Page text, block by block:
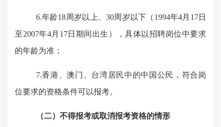
6.年龄18周岁以上、30周岁以下（ 1994年4月 17日
至2007年4月 17日 期间出生），具体以招聘岗位中要求
的年龄为准 ；
7.香港、澳门、台湾居民中的中国公民，符合岗
位要求的资格条件可以报考。
（二）不得报考或取消报考资格的情形